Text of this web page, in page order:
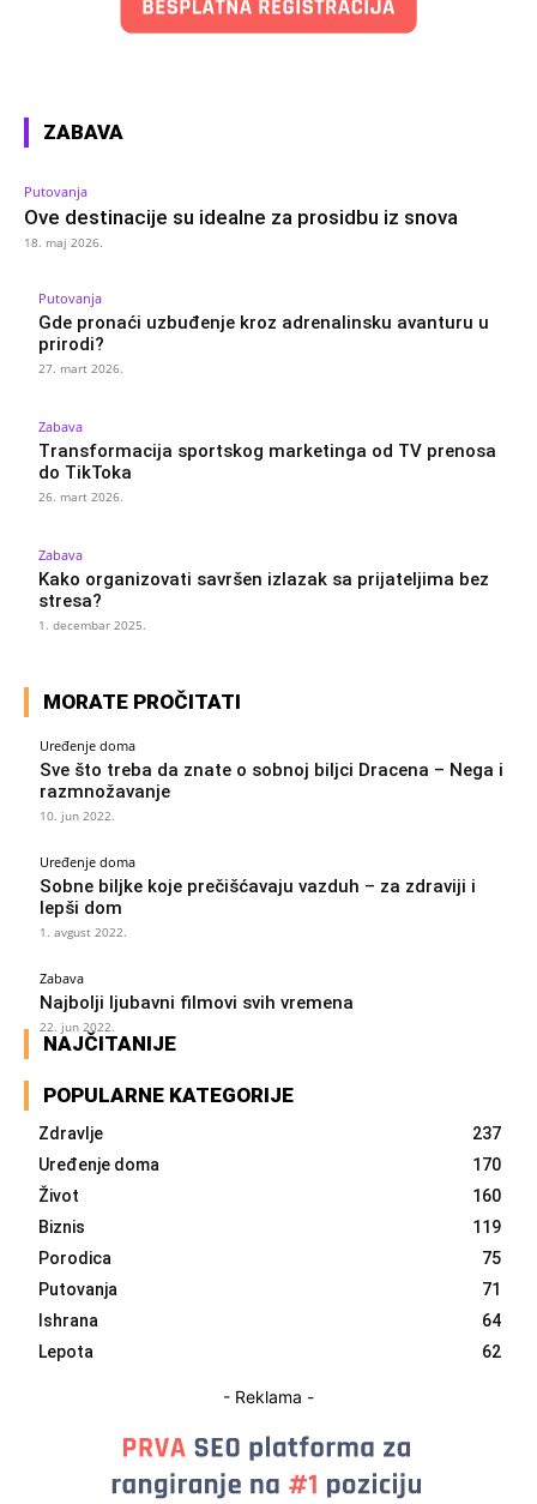
ZABAVA
Putovanja
Ove destinacije su idealne za prosidbu iz snova
18. maj 2026.
Putovanja
Gde pronaći uzbuđenje kroz adrenalinsku avanturu u
prirodi?
27. mart 2026.
Zabava
Transformacija sportskog marketinga od TV prenosa
do TikToka
26. mart 2026.
Zabava
Kako organizovati savršen izlazak sa prijateljima bez
stresa?
1. decembar 2025.
MORATE PROČITATI
Uređenje doma
Sve što treba da znate o sobnoj biljci Dracena – Nega i
razmnožavanje
10. jun 2022.
Uređenje doma
Sobne biljke koje prečišćavaju vazduh – za zdraviji i
lepši dom
1. avgust 2022.
Zabava
Najbolji ljubavni filmovi svih vremena
22. jun 2022.
NAJČITANIJE
POPULARNE KATEGORIJE
Zdravlje
237
Uređenje doma
170
Život
160
Biznis
119
Porodica
75
Putovanja
71
Ishrana
64
Lepota
62
- Reklama -